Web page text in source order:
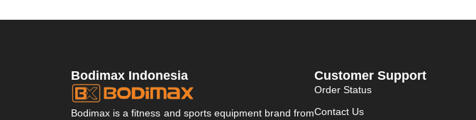
Bodimax Indonesia
Bodimax is a fitness and sports equipment brand from
Customer Support
Order Status
Contact Us